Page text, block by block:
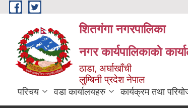
Skip to main content
शितगंगा नगरपालिका
नगर कार्यपालिकाकाे
ठाडा, अर्घाखाँची
लुम्बिनी प्रदेश नेपाल
परिचय वडा कार्यालयहरु कार्यक्रम तथा